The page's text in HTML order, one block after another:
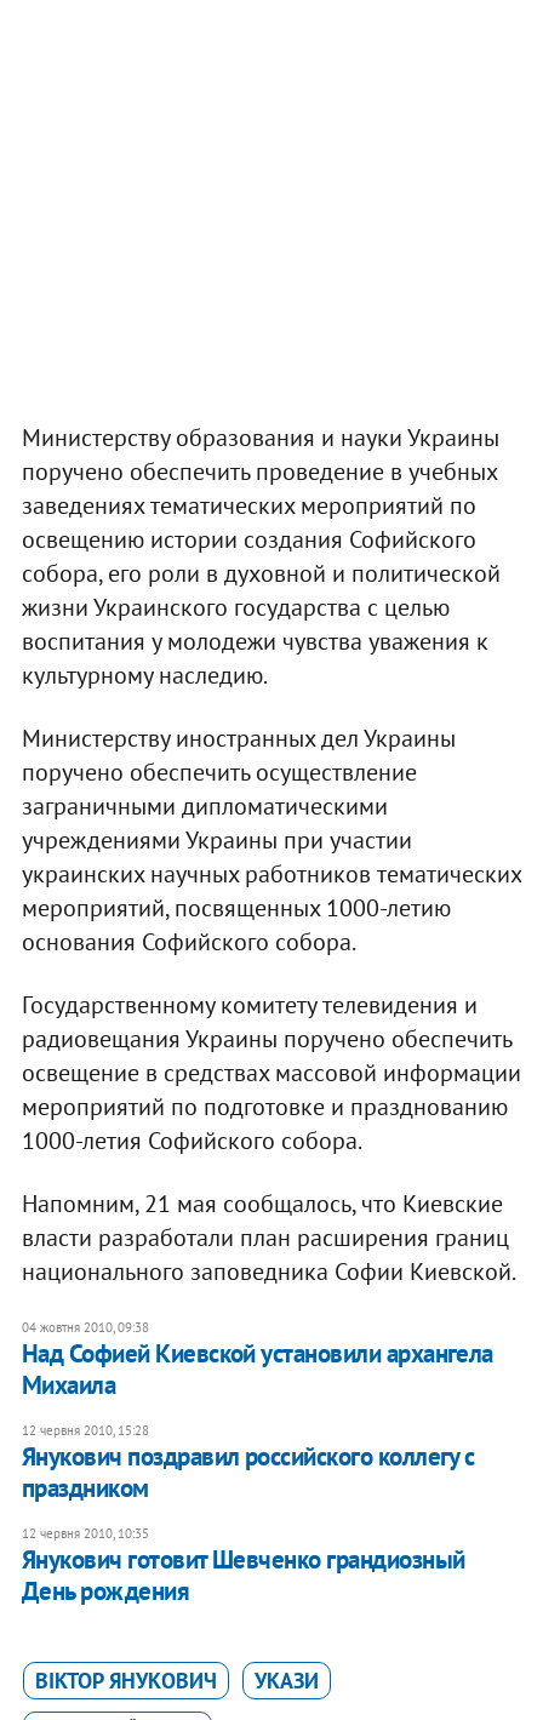
Министерству образования и науки Украины
поручено обеспечить проведение в учебных
заведениях тематических мероприятий по
освещению истории создания Софийского
собора, его роли в духовной и политической
жизни Украинского государства с целью
воспитания у молодежи чувства уважения к
культурному наследию.
Министерству иностранных дел Украины
поручено обеспечить осуществление
заграничными дипломатическими
учреждениями Украины при участии
украинских научных работников тематических
мероприятий, посвященных 1000-летию
основания Софийского собора.
Государственному комитету телевидения и
радиовещания Украины поручено обеспечить
освещение в средствах массовой информации
мероприятий по подготовке и празднованию
1000-летия Софийского собора.
Напомним, 21 мая сообщалось, что Киевские
власти разработали план расширения границ
национального заповедника Софии Киевской.
04 жовтня 2010, 09:38
Над Софией Киевской установили архангела
Михаила
12 червня 2010, 15:28
Янукович поздравил российского коллегу с
праздником
12 червня 2010, 10:35
Янукович готовит Шевченко грандиозный
День рождения
ВІКТОР ЯНУКОВИЧ
УКАЗИ